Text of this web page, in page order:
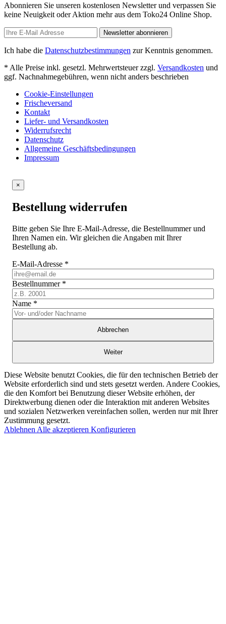
Abonnieren Sie unseren kostenlosen Newsletter und verpassen Sie
keine Neuigkeit oder Aktion mehr aus dem Toko24 Online Shop.
Newsletter abonnieren
Ich habe die Datenschutzbestimmungen zur Kenntnis genommen.
* Alle Preise inkl. gesetzl. Mehrwertsteuer zzgl. Versandkosten und
ggf. Nachnahmegebühren, wenn nicht anders beschrieben
Cookie-Einstellungen
Frischeversand
Kontakt
Liefer- und Versandkosten
Widerrufsrecht
Datenschutz
Allgemeine Geschäftsbedingungen
Impressum
×
Bestellung widerrufen
Bitte geben Sie Ihre E-Mail-Adresse, die Bestellnummer und
Ihren Namen ein. Wir gleichen die Angaben mit Ihrer
Bestellung ab.
E-Mail-Adresse *
Bestellnummer *
Name *
Abbrechen
Weiter
Diese Website benutzt Cookies, die für den technischen Betrieb der
Website erforderlich sind und stets gesetzt werden. Andere Cookies,
die den Komfort bei Benutzung dieser Website erhöhen, der
Direktwerbung dienen oder die Interaktion mit anderen Websites
und sozialen Netzwerken vereinfachen sollen, werden nur mit Ihrer
Zustimmung gesetzt.
Ablehnen Alle akzeptieren Konfigurieren